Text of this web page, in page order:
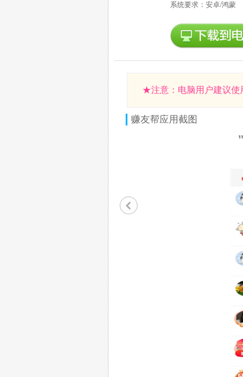
系统要求：安卓/鸿蒙
★注意：电脑用户建议使
赚友帮应用截图